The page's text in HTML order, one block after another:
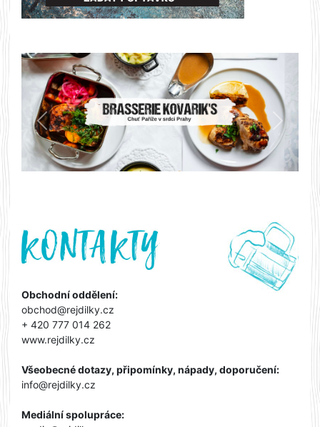
Předchozí Další
Obchodní oddělení:
obchod@rejdilky.cz
+ 420 777 014 262
www.rejdilky.cz
Všeobecné dotazy, připomínky, nápady, doporučení:
info@rejdilky.cz
Mediální spolupráce: